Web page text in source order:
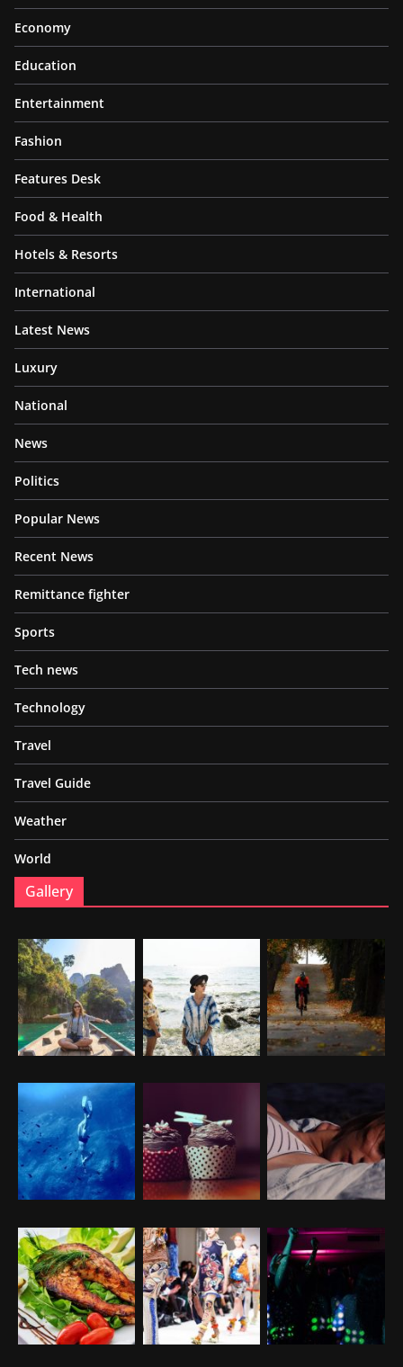
Economy
Education
Entertainment
Fashion
Features Desk
Food & Health
Hotels & Resorts
International
Latest News
Luxury
National
News
Politics
Popular News
Recent News
Remittance fighter
Sports
Tech news
Technology
Travel
Travel Guide
Weather
World
Gallery